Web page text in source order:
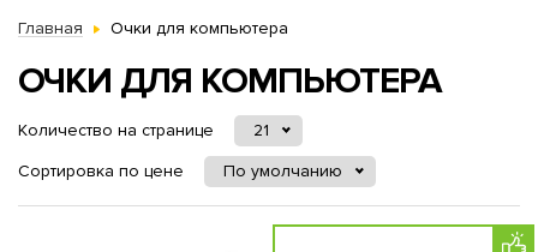
Главная Очки для компьютера
ОЧКИ ДЛЯ КОМПЬЮТЕРА
Количество на странице
21
Сортировка по цене
По умолчанию